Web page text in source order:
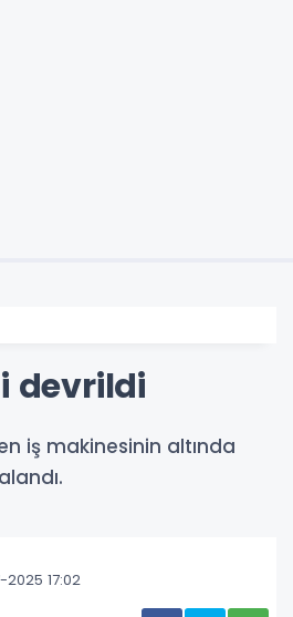
devrildi
iş makinesinin altında
17:02